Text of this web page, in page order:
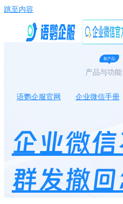
跳至内容
新产品
产品与功能
语鹦企服官网 企业微信手册
企业微
群发撤